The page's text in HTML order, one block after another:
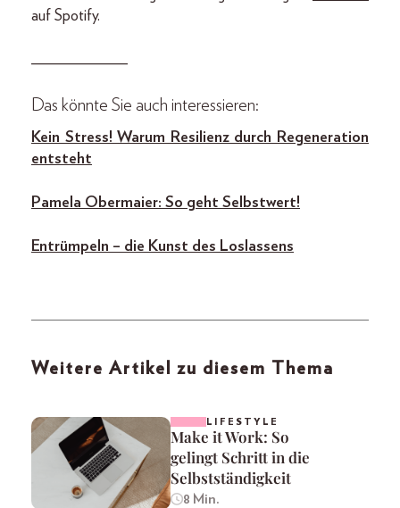
auf Spotify.
____________
Das könnte Sie auch interessieren:
Kein Stress! Warum Resilienz durch Regeneration
entsteht
Pamela Obermaier: So geht Selbstwert!
Entrümpeln – die Kunst des Loslassens
Weitere Artikel zu diesem Thema
LIFESTYLE
Make it Work: So
gelingt Schritt in die
Selbstständigkeit
8 Min.